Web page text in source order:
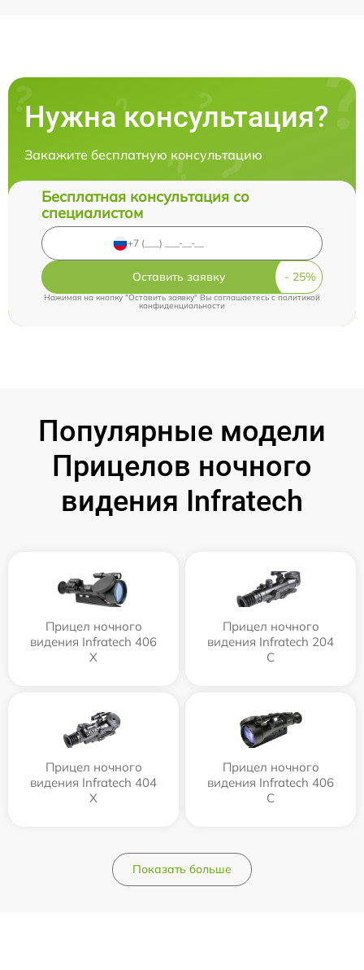
Нужна консультация?
Закажите бесплатную консультацию
Бесплатная консультация со
специалистом
Оставить заявку
Нажимая на кнопку "Оставить заявку" Вы соглашаетесь cполитикой
конфиденциальности
Популярные модели
Прицелов ночного
видения Infratech
Прицел ночного
видения Infratech 406
Х
Прицел ночного
видения Infratech 204
С
Прицел ночного
видения Infratech 404
Х
Прицел ночного
видения Infratech 406
С
Показать больше